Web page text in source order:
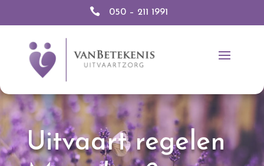
 050 – 211 1991
Uitvaart regelen